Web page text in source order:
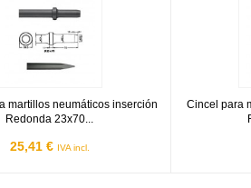
martillos neumáticos inserción
Redonda 23x70...
25,41 € IVA incl.
Cincel para